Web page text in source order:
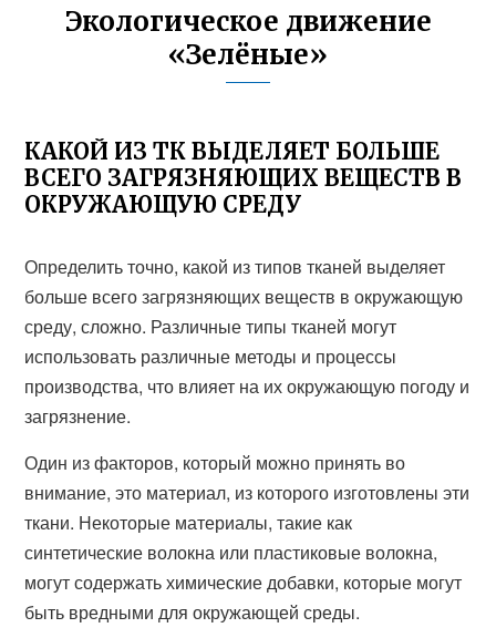
Экологическое движение
«Зелёные»
КАКОЙ ИЗ ТК ВЫДЕЛЯЕТ БОЛЬШЕ
ВСЕГО ЗАГРЯЗНЯЮЩИХ ВЕЩЕСТВ В
ОКРУЖАЮЩУЮ СРЕДУ
Определить точно, какой из типов тканей выделяет
больше всего загрязняющих веществ в окружающую
среду, сложно. Различные типы тканей могут
использовать различные методы и процессы
производства, что влияет на их окружающую погоду и
загрязнение.
Один из факторов, который можно принять во
внимание, это материал, из которого изготовлены эти
ткани. Некоторые материалы, такие как
синтетические волокна или пластиковые волокна,
могут содержать химические добавки, которые могут
быть вредными для окружающей среды.